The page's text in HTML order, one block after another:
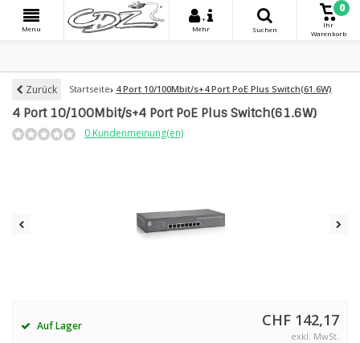
Menu
+
Mehr
Suchen
0
Ihr
Warenkorb
Zurück Startseite 4 Port 10/100Mbit/s+4 Port PoE Plus Switch(61.6W)
4 Port 10/100Mbit/s+4 Port PoE Plus Switch(61.6W)
0 Kundenmeinung(en)
Auf Lager CHF 142,17
exkl. MwSt.